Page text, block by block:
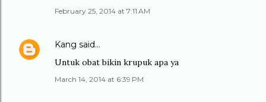
February 25, 2014 at 7:11 AM
Kang said…
Untuk obat bikin krupuk apa ya
March 14, 2014 at 6:39 PM